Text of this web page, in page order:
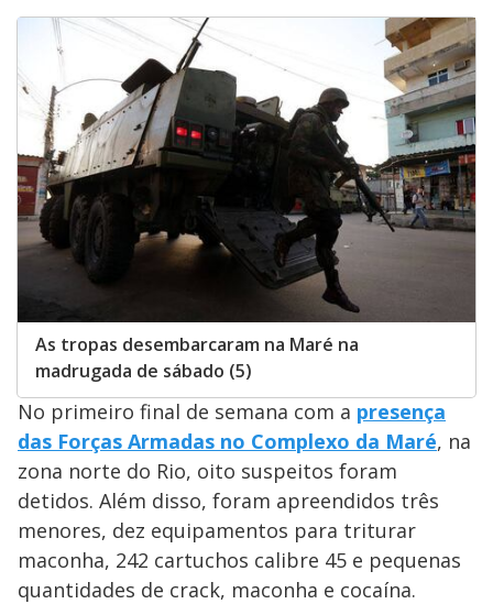
As tropas desembarcaram na Maré na
madrugada de sábado (5)
No primeiro final de semana com a presença
das Forças Armadas no Complexo da Maré, na
zona norte do Rio, oito suspeitos foram
detidos. Além disso, foram apreendidos três
menores, dez equipamentos para triturar
maconha, 242 cartuchos calibre 45 e pequenas
quantidades de crack, maconha e cocaína.